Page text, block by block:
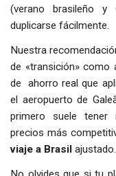
(verano brasileño y
duplicarse fácilmente.
Nuestra
de «transición» como
de ahorro real que
el aeropuerto de
primero suele tener
precios más
viaje a Brasil ajustado.